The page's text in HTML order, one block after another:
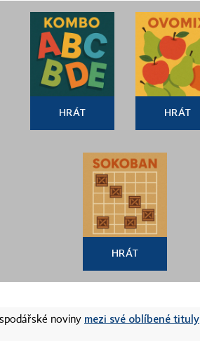
HRÁT HRÁT
HRÁT
noviny mezi své oblíbené tituly